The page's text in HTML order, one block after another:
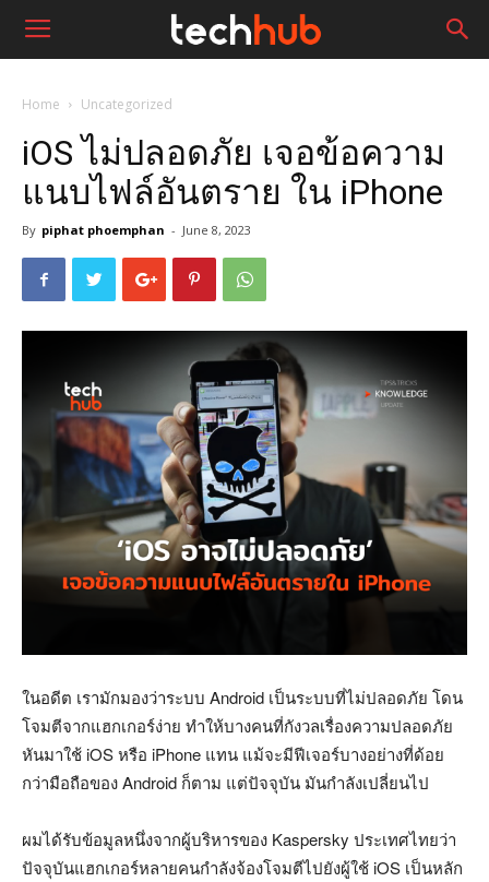
Home Uncategorized
iOS ไม่ปลอดภัย เจอข้อความ
แนบไฟล์อันตราย ใน iPhone
By piphat phoemphan - June 8, 2023
ในอดีต เรามักมองว่าระบบ Android เป็นระบบที่ไม่ปลอดภัย โดน
โจมตีจากแฮกเกอร์ง่าย ทำให้บางคนที่กังวลเรื่องความปลอดภัย
หันมาใช้ iOS หรือ iPhone แทน แม้จะมีฟีเจอร์บางอย่างที่ด้อย
กว่ามือถือของ Android ก็ตาม แต่ปัจจุบัน มันกำลังเปลี่ยนไป
ผมได้รับข้อมูลหนึ่งจากผู้บริหารของ Kaspersky ประเทศไทยว่า
ปัจจุบันแฮกเกอร์หลายคนกำลังจ้องโจมตีไปยังผู้ใช้ iOS เป็นหลัก